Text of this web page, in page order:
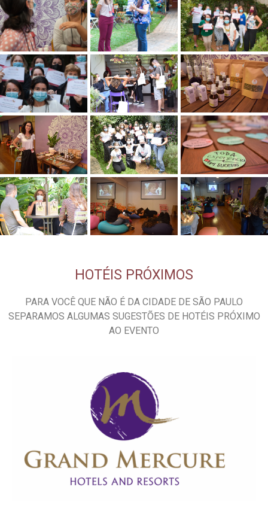
HOTÉIS PRÓXIMOS
PARA VOCÊ QUE NÃO É DA CIDADE DE SÃO PAULO
SEPARAMOS ALGUMAS SUGESTÕES DE HOTÉIS PRÓXIMO
AO EVENTO